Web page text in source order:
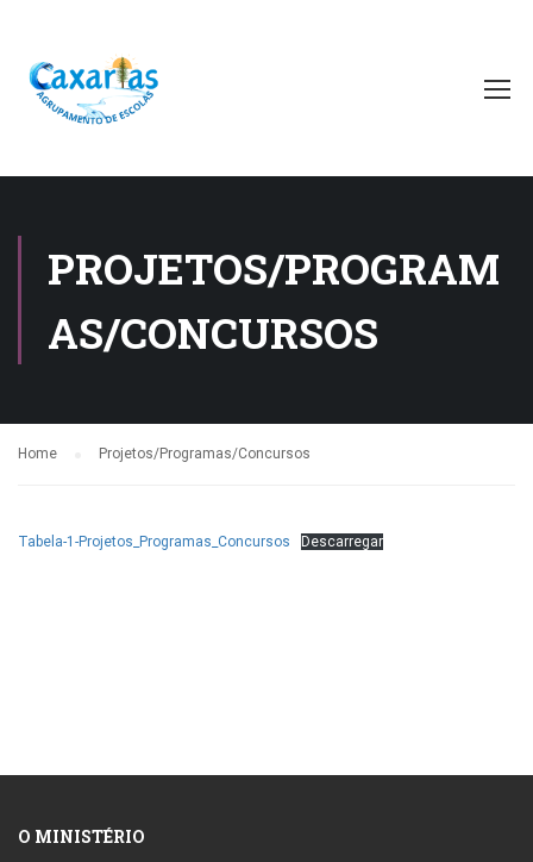
PROJETOS/PROGRAM
AS/CONCURSOS
Home Projetos/Programas/Concursos
Tabela-1-Projetos_Programas_Concursos Descarregar
O MINISTÉRIO